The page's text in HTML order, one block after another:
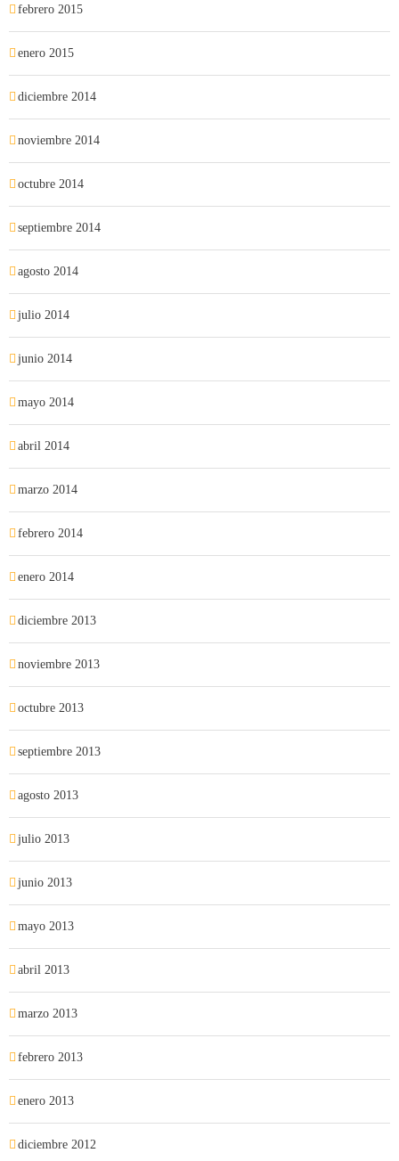
febrero 2015
enero 2015
diciembre 2014
noviembre 2014
octubre 2014
septiembre 2014
agosto 2014
julio 2014
junio 2014
mayo 2014
abril 2014
marzo 2014
febrero 2014
enero 2014
diciembre 2013
noviembre 2013
octubre 2013
septiembre 2013
agosto 2013
julio 2013
junio 2013
mayo 2013
abril 2013
marzo 2013
febrero 2013
enero 2013
diciembre 2012